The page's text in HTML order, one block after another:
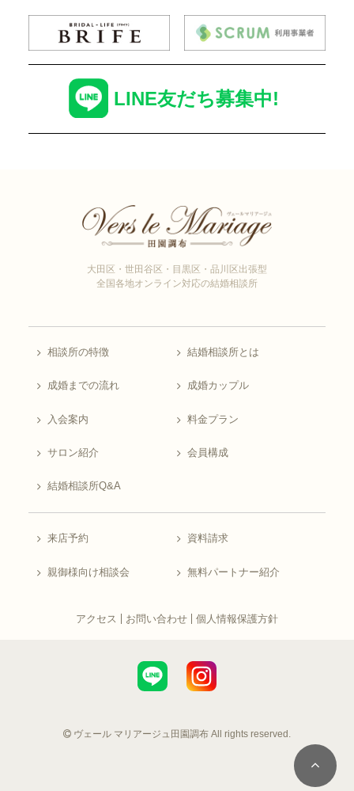
LINE友だち募集中!
大田区・世田谷区・目黒区・品川区出張型
全国各地オンライン対応の結婚相談所
相談所の特徴 結婚相談所とは
成婚までの流れ 成婚カップル
入会案内 料金プラン
サロン紹介 会員構成
結婚相談所Q&A
来店予約 資料請求
親御様向け相談会 無料パートナー紹介
アクセス お問い合わせ 個人情報保護方針
ヴェール マリアージュ田園調布 All rights reserved.